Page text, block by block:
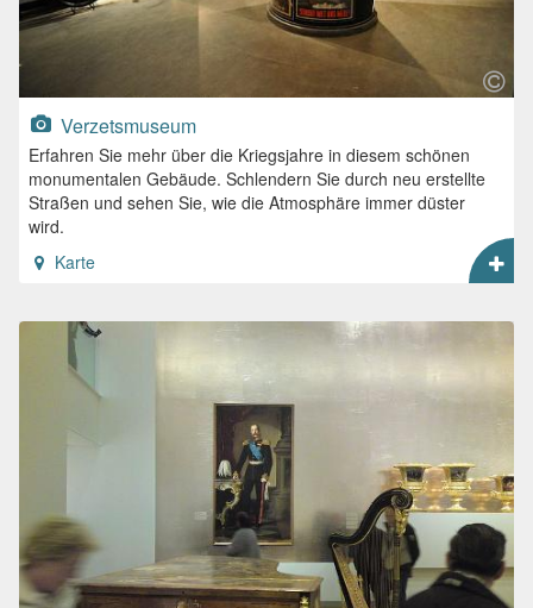
Verzetsmuseum
Erfahren Sie mehr über die Kriegsjahre in diesem schönen
monumentalen Gebäude. Schlendern Sie durch neu erstellte
Straßen und sehen Sie, wie die Atmosphäre immer düster
wird.
Karte